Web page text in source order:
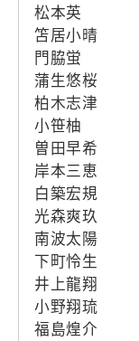
松本英
笘居小晴
門脇蛍
蒲生悠桜
柏木志津
小笹柚
曽田早希
岸本三恵
白築宏規
光森爽玖
南波太陽
下町怜生
井上龍翔
小野翔琉
福島煌介